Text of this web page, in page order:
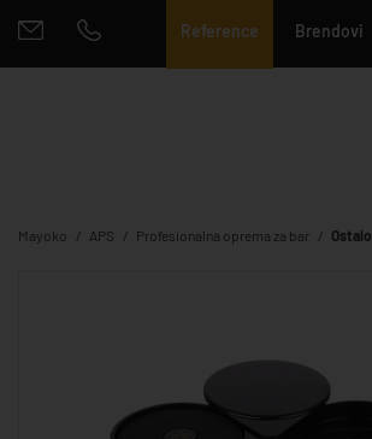
Reference Brendovi
Mayoko APS Profesionalna oprema za bar Ostalo